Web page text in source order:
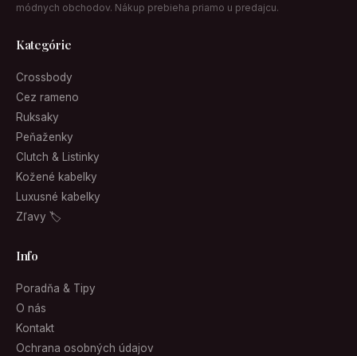
módnych obchodov. Nákup prebieha priamo u predajcu.
Kategórie
Crossbody
Cez rameno
Ruksaky
Peňaženky
Clutch & Listinky
Kožené kabelky
Luxusné kabelky
Zľavy 🏷
Info
Poradňa & Tipy
O nás
Kontakt
Ochrana osobných údajov